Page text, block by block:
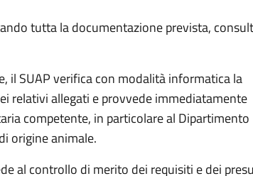
tutta la documentazione prevista,
il SUAP verifica con modalità informatica la
relativi allegati e provvede immediatamente
competente, in particolare al Dipartimento
origine animale.
al controllo di merito dei requisiti e dei